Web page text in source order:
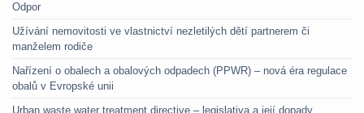
Odpor
Užívání nemovitosti ve vlastnictví nezletilých dětí partnerem či
manželem rodiče
Nařízení o obalech a obalových odpadech (PPWR) – nová éra regulace
obalů v Evropské unii
Urban waste water treatment directive – legislativa a její dopady